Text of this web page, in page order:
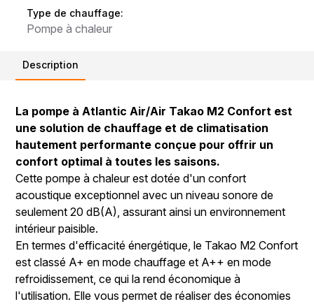
Type de chauffage:
Pompe à chaleur
Description
La pompe à Atlantic Air/Air Takao M2 Confort est
une solution de chauffage et de climatisation
hautement performante conçue pour offrir un
confort optimal à toutes les saisons.
Cette pompe à chaleur est dotée d'un confort
acoustique exceptionnel avec un niveau sonore de
seulement 20 dB(A), assurant ainsi un environnement
intérieur paisible.
En termes d'efficacité énergétique, le Takao M2 Confort
est classé A+ en mode chauffage et A++ en mode
refroidissement, ce qui la rend économique à
l'utilisation. Elle vous permet de réaliser des économies